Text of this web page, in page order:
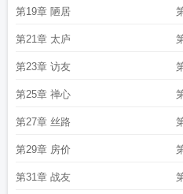
第19章 陋居
第21章 太庐
第23章 访友
第25章 禅心
第27章 丝路
第29章 房价
第31章 战友